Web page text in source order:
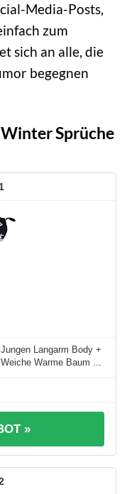
Media-Posts,
zum
sich an alle, die
begegnen
Sprüche
1
Langarm Body +
Warme Baum ...
»